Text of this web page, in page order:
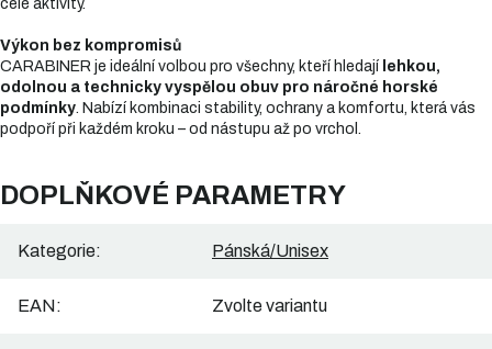
celé aktivity.
Výkon bez kompromisů
CARABINER je ideální volbou pro všechny, kteří hledají lehkou,
odolnou a technicky vyspělou obuv pro náročné horské
podmínky . Nabízí kombinaci stability, ochrany a komfortu, která vás
podpoří při každém kroku – od nástupu až po vrchol.
DOPLŇKOVÉ PARAMETRY
Kategorie: Pánská/Unisex
EAN: Zvolte variantu